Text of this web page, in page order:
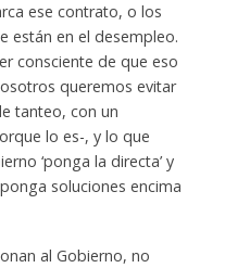
ese contrato, o los
están en el desempleo.
consciente de que eso
queremos evitar
tanteo, con un
lo es-, y lo que
‘ponga la directa’ y
soluciones encima
al Gobierno, no